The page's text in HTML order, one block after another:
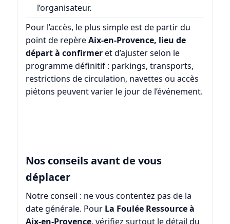
l’organisateur.
Pour l’accès, le plus simple est de partir du
point de repèreAix-en-Provence, lieu de
départ à confirmeret d’ajuster selon le
programme définitif : parkings, transports,
restrictions de circulation, navettes ou accès
piétons peuvent varier le jour de l’événement.
Nos conseils avant de vous
déplacer
Notre conseil : ne vous contentez pas de la
date générale. Pour La Foulée Ressource à
Aix-en-Provence, vérifiez surtout le détail du